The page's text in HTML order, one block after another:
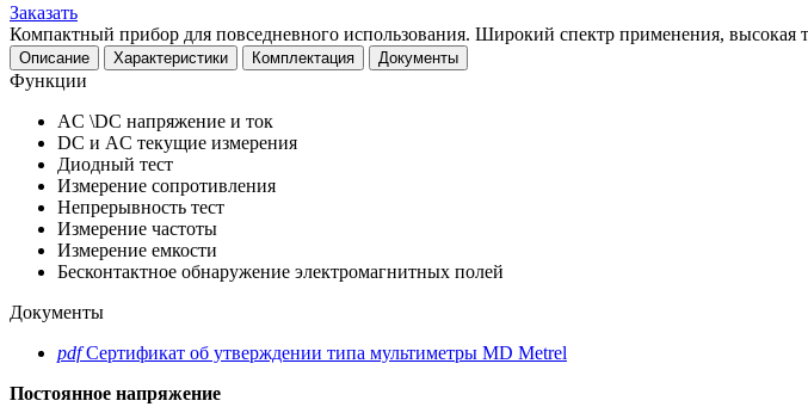
Заказать
Компактный прибор для повседневного использования. Широкий спектр применения,
Описание Характеристики Комплектация Документы
Функции
AC \DC напряжение и ток
DC и AC текущие измерения
Диодный тест
Измерение сопротивления
Непрерывность тест
Измерение частоты
Измерение емкости
Бесконтактное обнаружение электромагнитных полей
Документы
pdfСертификат об утверждении типа мультиметры MD Metrel
Постоянное напряжение